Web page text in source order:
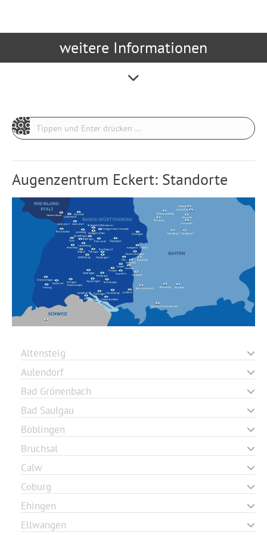
weitere Informationen
Search:
Augenzentrum Eckert: Standorte
Altensteig
Aulendorf
Bad Grönenbach
Bad Saulgau
Böblingen
Bruchsal
Calw
Coburg
Ehingen
Ellwangen